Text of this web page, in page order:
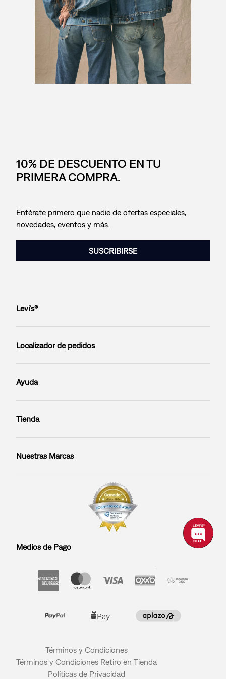
10% DE DESCUENTO EN TU
PRIMERA COMPRA.
Entérate primero que nadie de ofertas especiales,
novedades, eventos y más.
SUSCRIBIRSE
Levi’s®
Localizador de pedidos
Ayuda
Tienda
Nuestras Marcas
Medios de Pago
Términos y Condiciones
Términos y Condiciones Retiro en Tienda
Políticas de Privacidad